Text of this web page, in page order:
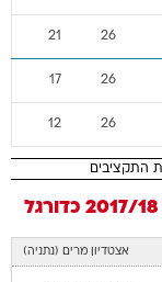
26
21
26
17
26
12
כדורגל
אצטדיון מרים (נתניה)